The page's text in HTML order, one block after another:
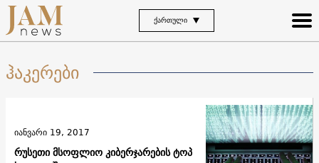
ᲥᲐᲠᲗᲣᲚᲘ
ჰაკერები
რუსეთი მსოფლიო კიბერჯარების ტოპ
იანვარი 19, 2017